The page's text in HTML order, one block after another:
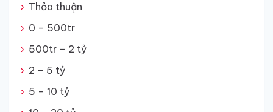
Thỏa thuận
0 – 500tr
500tr – 2 tỷ
2 – 5 tỷ
5 – 10 tỷ